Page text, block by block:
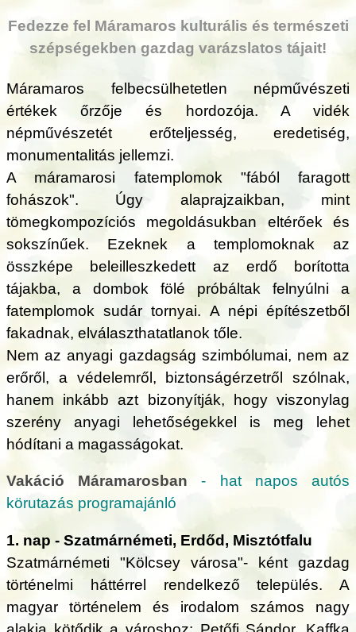
Fedezze fel Máramaros kulturális és természeti
szépségekben gazdag varázslatos tájait!
Máramaros felbecsülhetetlen népművészeti
értékek őrzője és hordozója. A vidék
népművészetét erőteljesség, eredetiség,
monumentalitás jellemzi.
A máramarosi fatemplomok "fából faragott
fohászok". Úgy alaprajzaikban, mint
tömegkompozíciós megoldásukban eltérőek és
sokszínűek. Ezeknek a templomoknak az
összképe beleilleszkedett az erdő borította
tájakba, a dombok fölé próbáltak felnyúlni a
fatemplomok sudár tornyai. A népi építészetből
fakadnak, elválaszthatatlanok tőle.
Nem az anyagi gazdagság szimbólumai, nem az
erőről, a védelemről, biztonságérzetről szólnak,
hanem inkább azt bizonyítják, hogy viszonylag
szerény anyagi lehetőségekkel is meg lehet
hódítani a magasságokat.
Vakáció Máramarosban- hat napos autós
körutazás programajánló
1. nap - Szatmárnémeti, Erdőd, Misztótfalu
Szatmárnémeti "Kölcsey városa"- ként gazdag
történelmi háttérrel rendelkező település. A
magyar történelem és irodalom számos nagy